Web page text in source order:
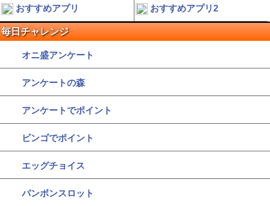
おすすめアプリ
おすすめアプリ2
毎日チャレンジ
オニ盛アンケート
アンケートの森
アンケートでポイント
ビンゴでポイント
エッグチョイス
パンボンスロット